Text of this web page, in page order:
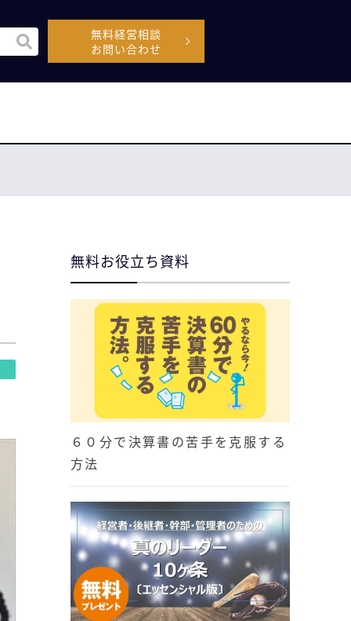
能付きの検索フィールドです。
ので、候補はありません。
無料経営相談
お問い合わせ
無料お役立ち資料
６０分で決算書の苦手を克服する
方法